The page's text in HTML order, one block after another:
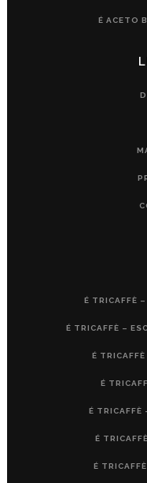
É ACETO
É TRICAFFÈ
É TRICAFFÈ –
É
É
É TRICAFFÈ
É
É